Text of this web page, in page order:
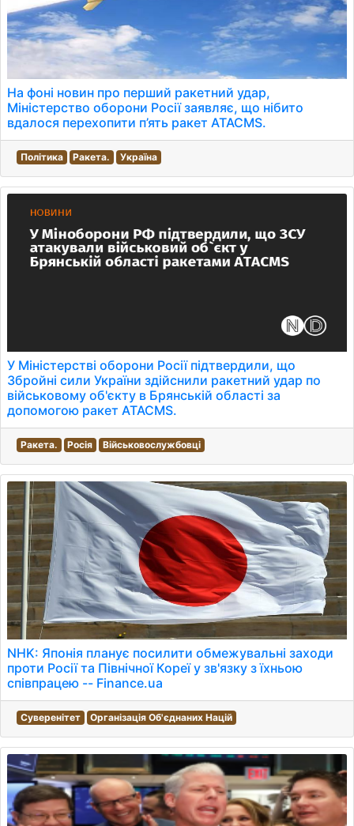
На фоні новин про перший ракетний удар,
Міністерство оборони Росії заявляє, що нібито
вдалося перехопити п’ять ракет ATACMS.
Політика Ракета. Україна
У Міністерстві оборони Росії підтвердили, що
Збройні сили України здійснили ракетний удар по
військовому об'єкту в Брянській області за
допомогою ракет ATACMS.
Ракета. Росія Військовослужбовці
NHK: Японія планує посилити обмежувальні заходи
проти Росії та Північної Кореї у зв'язку з їхньою
співпрацею -- Finance.ua
Суверенітет Організація Об'єднаних Націй